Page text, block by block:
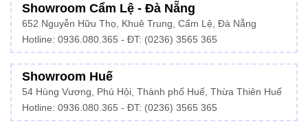
Showroom Cẩm Lệ - Đà Nẵng
652 Nguyễn Hữu Thọ, Khuê Trung, Cẩm Lệ, Đà Nẵng
Hotline: 0936.080.365 - ĐT: (0236) 3565 365
Showroom Huế
54 Hùng Vương, Phú Hội, Thành phố Huế, Thừa Thiên Huế
Hotline: 0936.080.365 - ĐT: (0236) 3565 365